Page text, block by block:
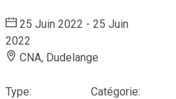
25 Juin 2022 - 25 Juin
2022
CNA, Dudelange
Type:
Catégorie: